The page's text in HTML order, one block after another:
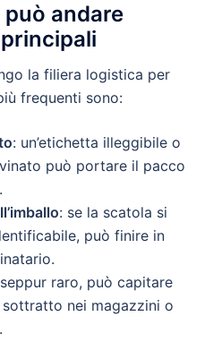
andare
la filiera logistica per
frequenti sono:
: un’etichetta illeggibile o
può portare il pacco
: se la scatola si
può finire in
raro, può capitare
nei magazzini o